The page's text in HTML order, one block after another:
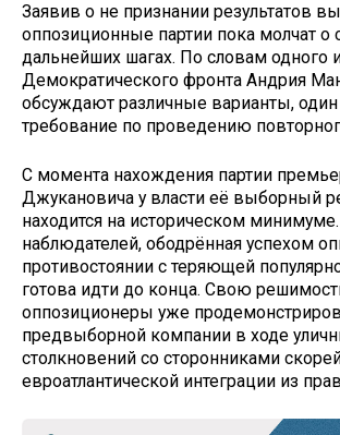
Заявив о не признании результатов
оппозиционные партии пока молчат о
дальнейших шагах. По словам одного
Демократического фронта Андрия
обсуждают различные варианты,
требование по проведению
С момента нахождения партии
Джукановича у власти её выборный
находится на историческом
наблюдателей, ободрённая успехом
противостоянии с теряющей
готова идти до конца. Свою
оппозиционеры уже
предвыборной компании в ходе
столкновений со сторонниками
евроатлантической интеграции из